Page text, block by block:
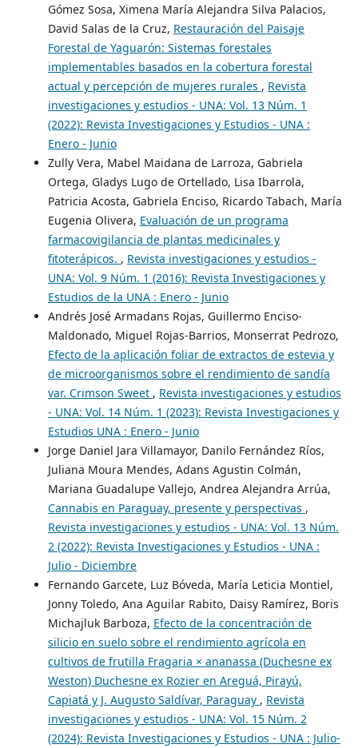
Gómez Sosa, Ximena María Alejandra Silva Palacios,
David Salas de la Cruz, Restauración del Paisaje
Forestal de Yaguarón: Sistemas forestales
implementables basados en la cobertura forestal
actual y percepción de mujeres rurales , Revista
investigaciones y estudios - UNA: Vol. 13 Núm. 1
(2022): Revista Investigaciones y Estudios - UNA :
Enero - Junio
Zully Vera, Mabel Maidana de Larroza, Gabriela
Ortega, Gladys Lugo de Ortellado, Lisa Ibarrola,
Patricia Acosta, Gabriela Enciso, Ricardo Tabach, María
Eugenia Olivera, Evaluación de un programa
farmacovigilancia de plantas medicinales y
fitoterápicos. , Revista investigaciones y estudios -
UNA: Vol. 9 Núm. 1 (2016): Revista Investigaciones y
Estudios de la UNA : Enero - Junio
Andrés José Armadans Rojas, Guillermo Enciso-
Maldonado, Miguel Rojas-Barrios, Monserrat Pedrozo,
Efecto de la aplicación foliar de extractos de estevia y
de microorganismos sobre el rendimiento de sandía
var. Crimson Sweet , Revista investigaciones y estudios
- UNA: Vol. 14 Núm. 1 (2023): Revista Investigaciones y
Estudios UNA : Enero - Junio
Jorge Daniel Jara Villamayor, Danilo Fernández Ríos,
Juliana Moura Mendes, Adans Agustin Colmán,
Mariana Guadalupe Vallejo, Andrea Alejandra Arrúa,
Cannabis en Paraguay, presente y perspectivas ,
Revista investigaciones y estudios - UNA: Vol. 13 Núm.
2 (2022): Revista Investigaciones y Estudios - UNA :
Julio - Diciembre
Fernando Garcete, Luz Bóveda, María Leticia Montiel,
Jonny Toledo, Ana Aguilar Rabito, Daisy Ramírez, Boris
Michajluk Barboza, Efecto de la concentración de
silicio en suelo sobre el rendimiento agrícola en
cultivos de frutilla Fragaria × ananassa (Duchesne ex
Weston) Duchesne ex Rozier en Areguá, Pirayú,
Capiatá y J. Augusto Saldívar, Paraguay , Revista
investigaciones y estudios - UNA: Vol. 15 Núm. 2
(2024): Revista Investigaciones y Estudios - UNA : Julio-